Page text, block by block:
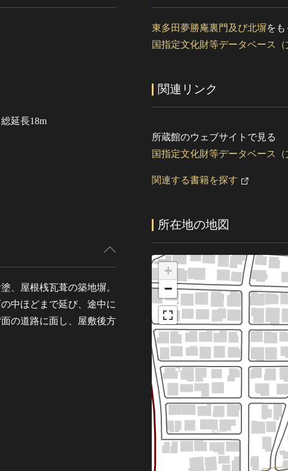
延長18m
、屋根桟瓦葺の築地塀。
中ほどまで延び、途中に
の道路に面し、屋敷後方
東多田夢勝庵裏門及び北塀をも
国指定文化財等データベース（
関連リンク
所蔵館のウェブサイトで見る
国指定文化財等データベース（
関連する書籍を探す
所在地の地図
+
−